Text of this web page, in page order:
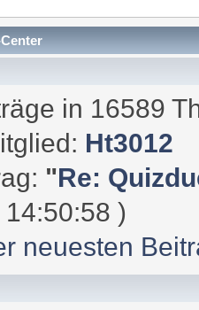
in 16589
Ht3012
"Re:
)
neuesten